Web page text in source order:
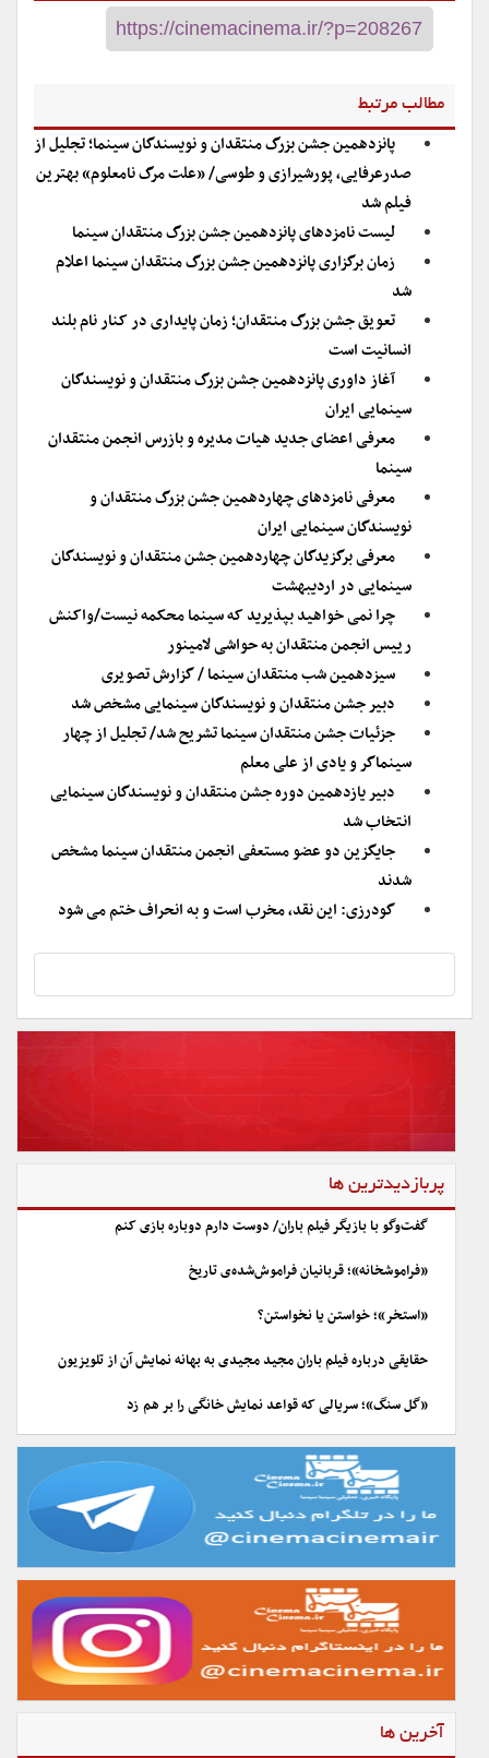
مطالب مرتبط
پانزدهمین جشن بزرگ منتقدان و نویسندگان سینما؛ تجلیل از
صدرعرفایی، پورشیرازی و طوسی/ «علت مرگ‌ نامعلوم» بهترین
فیلم شد
لیست نامزدهای پانزدهمین جشن بزرگ منتقدان سینما
زمان برگزاری پانزدهمین جشن بزرگ منتقدان سینما اعلام
شد
تعویق جشن بزرگ منتقدان؛ زمان پایداری در کنار نام بلند
انسانیت است
آغاز داوری پانزدهمین جشن بزرگ منتقدان و نویسندگان
سینمایی ایران
معرفی اعضای جدید هیات مدیره و بازرس انجمن منتقدان
سینما
معرفی نامزدهای چهاردهمین جشن بزرگ منتقدان و
نویسندگان سینمایی ایران
معرفی برگزیدگان چهاردهمین جشن منتقدان و نویسندگان
سینمایی در اردیبهشت
چرا نمی خواهید بپذیرید که سینما محکمه نیست/واکنش
رییس انجمن منتقدان به حواشی لامینور
سیزدهمین شب منتقدان سینما / گزارش تصویری
دبیر جشن منتقدان و نویسندگان سینمایی مشخص شد
جزئیات جشن منتقدان سینما تشریح شد/ تجلیل از چهار
سینماگر و یادی از علی معلم
دبیر یازدهمین دوره جشن منتقدان و نویسندگان سینمایی
انتخاب شد
جایگزین دو عضو مستعفی انجمن منتقدان سینما مشخص
شدند
گودرزی: این نقد، مخرب است و به انحراف ختم می شود
پربازدیدترین ها
گفت‌وگو با بازیگر فیلم باران/ دوست دارم دوباره بازی کنم
«فراموشخانه»؛ قربانیان فراموش‌شده‌ی تاریخ
«استخر»؛ خواستن یا نخواستن؟
حقایقی درباره فیلم باران مجید مجیدی به بهانه نمایش آن از تلویزیون
«گل سنگ»؛ سریالی که قواعد نمایش خانگی را بر هم زد
آخرین ها